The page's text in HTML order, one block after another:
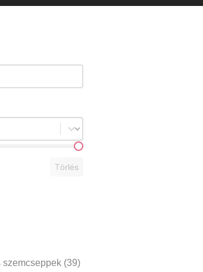
Törlés
szemcseppek kategória
szemcseppek (39)